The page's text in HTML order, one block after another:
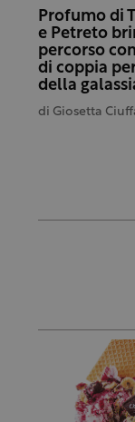
Profumo di
e Petreto
percorso
di coppia
della
di Giosetta